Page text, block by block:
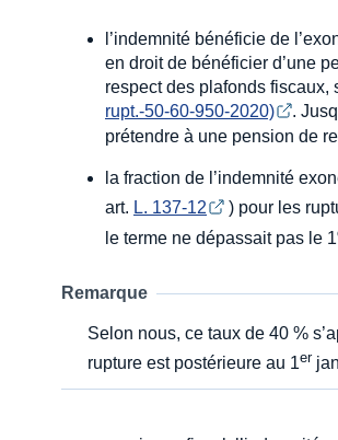
l’indemnité bénéficie de
en droit de bénéficier d’une
respect des plafonds fiscaux,
rupt.-50-60-950-2020)
.
prétendre à une pension de
la fraction de l’indemnité
art. L. 137-12 ) pour les
le terme ne dépassait pas le 1
Remarque
Selon nous, ce taux de 40 %
rupture est postérieure au 1er